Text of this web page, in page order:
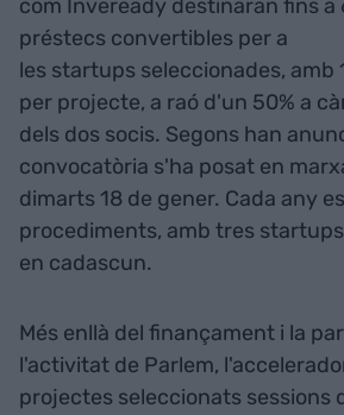
com Inveready destinaran fins a
préstecs convertibles per a
les startups seleccionades, amb
per projecte, a raó d'un 50% a
dels dos socis. Segons han
convocatòria s'ha posat en
dimarts 18 de gener. Cada any
procediments, amb tres
en cadascun.
Més enllà del finançament i la
l'activitat de Parlem,
projectes seleccionats sessions